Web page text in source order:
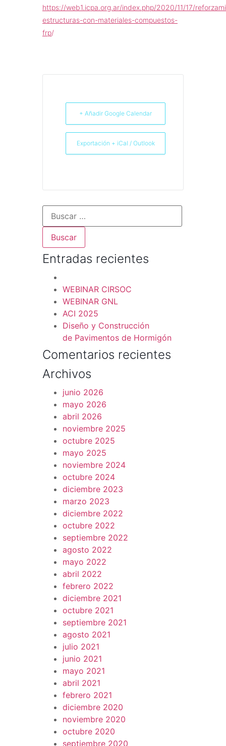
https://web1.icpa.org.ar/index.php/2020/11/17/
estructuras-con-materiales-compuestos-
frp/
+ Añadir Google Calendar
Exportación + iCal / Outlook
Entradas recientes
WEBINAR CIRSOC
WEBINAR GNL
ACI 2025
Diseño y Construcción
de Pavimentos de Hormigón
Comentarios recientes
Archivos
junio 2026
mayo 2026
abril 2026
noviembre 2025
octubre 2025
mayo 2025
noviembre 2024
octubre 2024
diciembre 2023
marzo 2023
diciembre 2022
octubre 2022
septiembre 2022
agosto 2022
mayo 2022
abril 2022
febrero 2022
diciembre 2021
octubre 2021
septiembre 2021
agosto 2021
julio 2021
junio 2021
mayo 2021
abril 2021
febrero 2021
diciembre 2020
noviembre 2020
octubre 2020
septiembre 2020